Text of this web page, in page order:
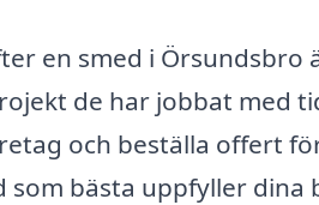
en smed i
de har jobbat med
och beställa offert
som bästa uppfyller